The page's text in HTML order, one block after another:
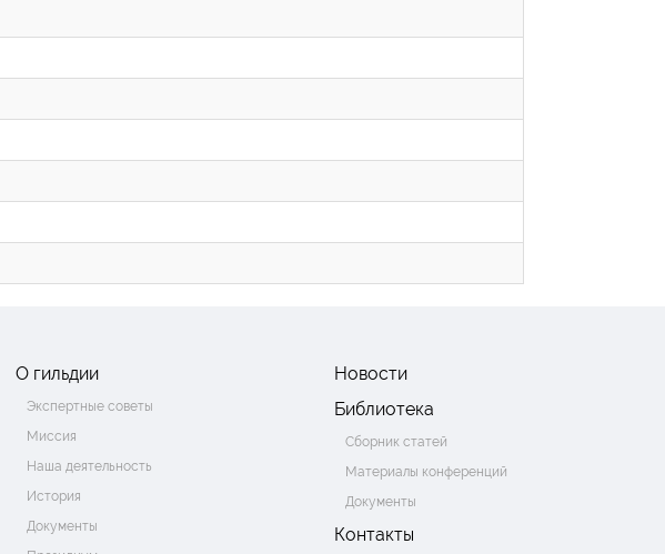
О гильдии
Экспертные советы
Миссия
Наша деятельность
История
Документы
Новости
Библиотека
Сборник статей
Материалы конференций
Документы
Контакты